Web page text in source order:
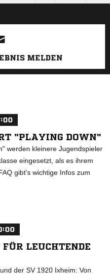
MELDEN
"PLAYING DOWN"
werden kleinere Jugendspieler
eingesetzt, als es ihrem
gibt's wichtige Infos zum
LEUCHTENDE
der SV 1920 Ixheim: Von